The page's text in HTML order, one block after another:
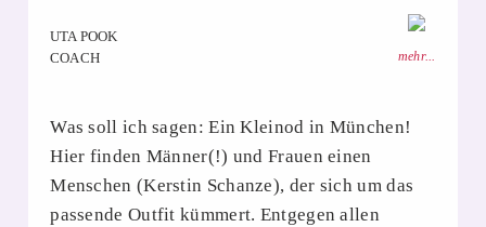
UTA POOK
COACH
mehr...
Was soll ich sagen: Ein Kleinod in München!
Hier finden Männer(!) und Frauen einen
Menschen (Kerstin Schanze), der sich um das
passende Outfit kümmert. Entgegen allen